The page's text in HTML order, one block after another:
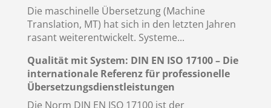
Die maschinelle Übersetzung (Machine
Translation, MT) hat sich in den letzten Jahren
rasant weiterentwickelt. Systeme...
Qualität mit System: DIN EN ISO 17100 – Die
internationale Referenz für professionelle
Übersetzungsdienstleistungen
Die Norm DIN EN ISO 17100 ist der